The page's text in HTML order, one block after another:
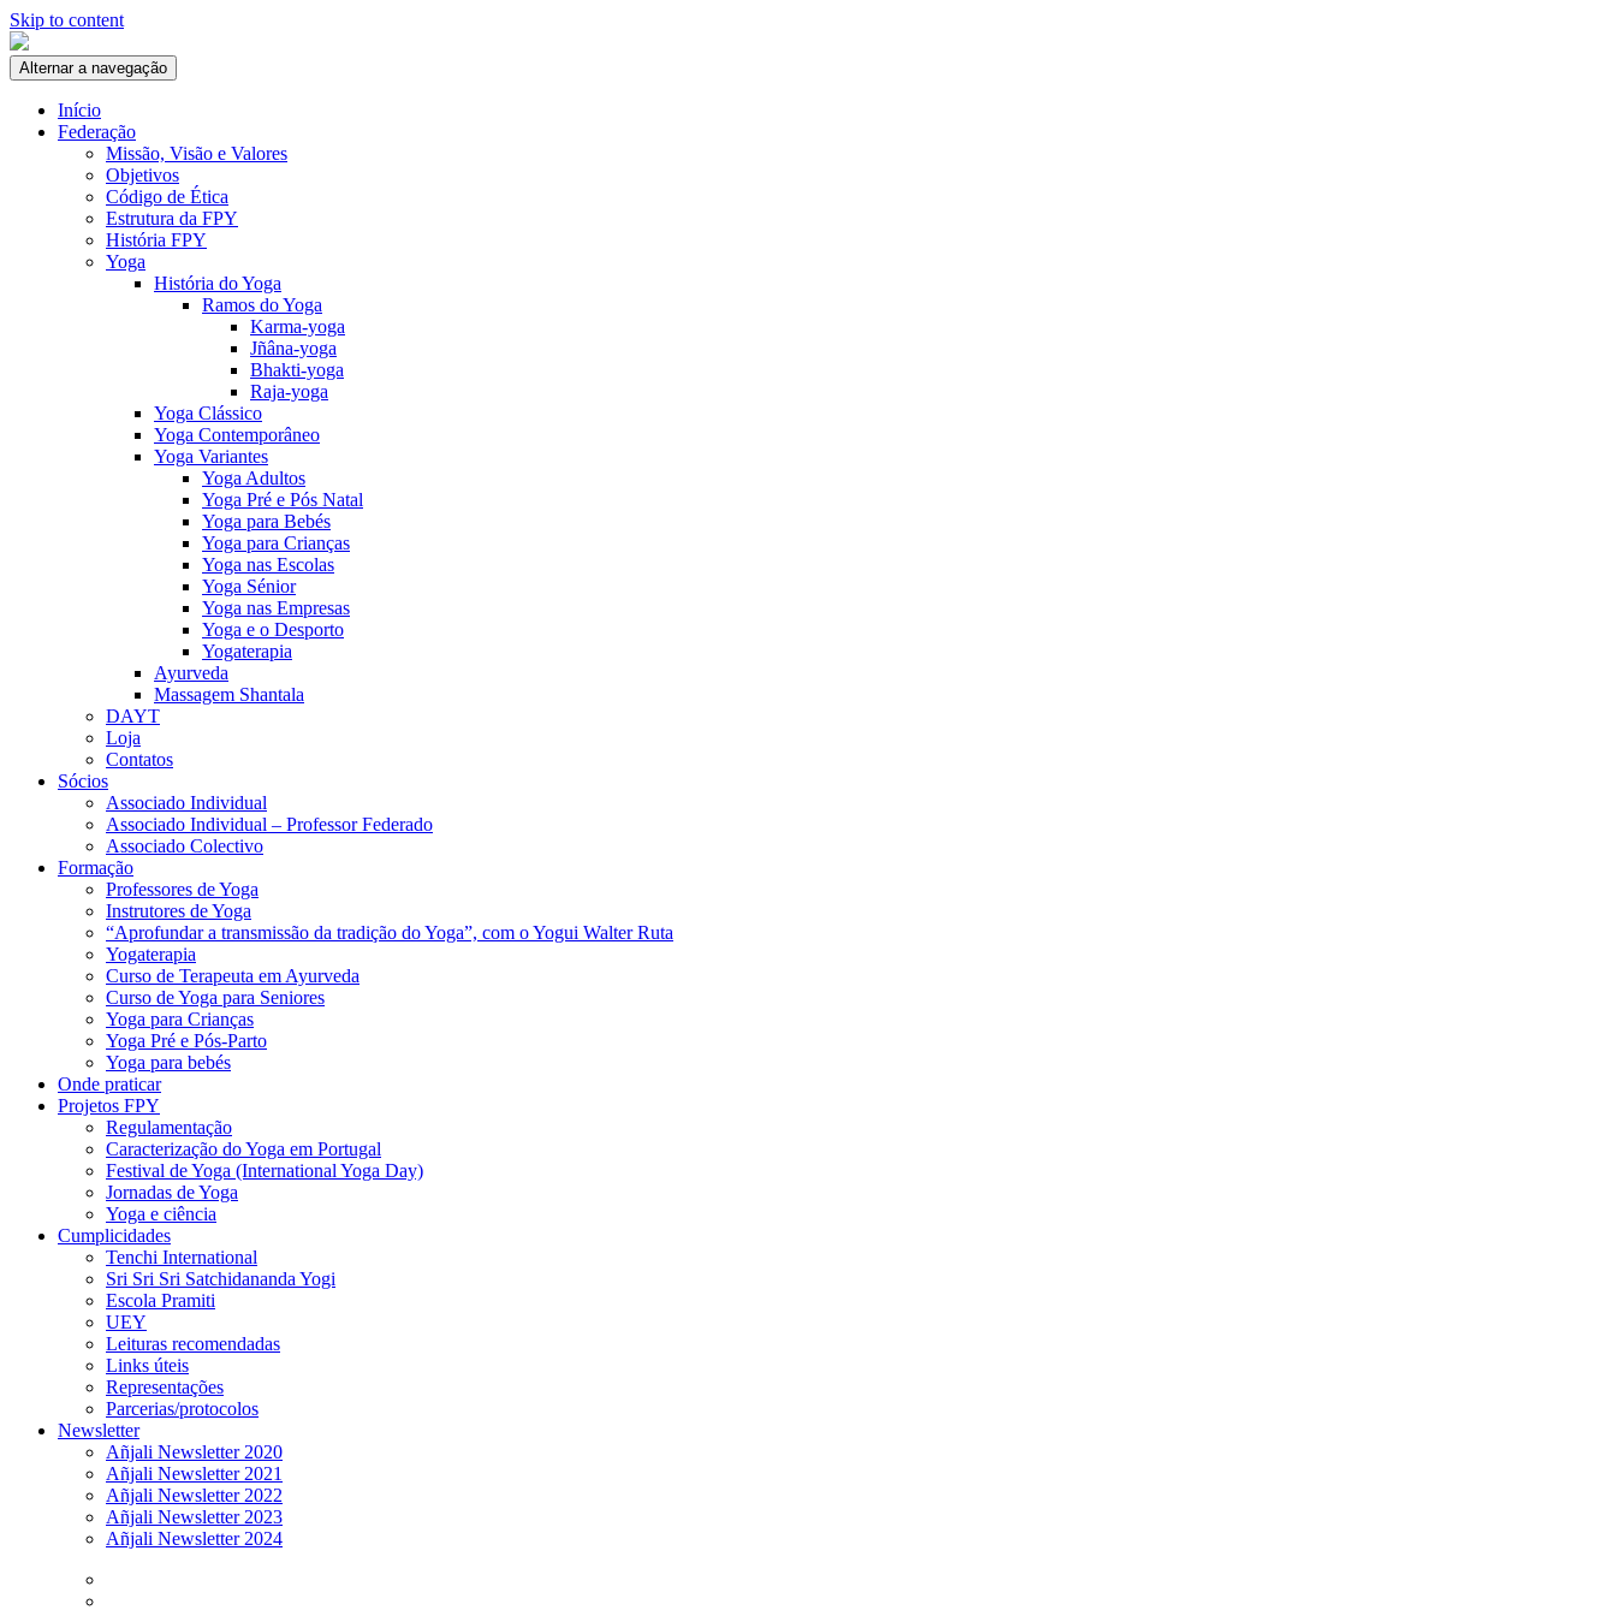
Skip to content
Alternar a navegação
Início
Federação
Missão, Visão e Valores
Objetivos
Código de Ética
Estrutura da FPY
História FPY
Yoga
História do Yoga
Ramos do Yoga
Karma-yoga
Jñâna-yoga
Bhakti-yoga
Raja-yoga
Yoga Clássico
Yoga Contemporâneo
Yoga Variantes
Yoga Adultos
Yoga Pré e Pós Natal
Yoga para Bebés
Yoga para Crianças
Yoga nas Escolas
Yoga Sénior
Yoga nas Empresas
Yoga e o Desporto
Yogaterapia
Ayurveda
Massagem Shantala
DAYT
Loja
Contatos
Sócios
Associado Individual
Associado Individual – Professor Federado
Associado Colectivo
Formação
Professores de Yoga
Instrutores de Yoga
“Aprofundar a transmissão da tradição do Yoga”, com o Yogui Walter Ruta
Yogaterapia
Curso de Terapeuta em Ayurveda
Curso de Yoga para Seniores
Yoga para Crianças
Yoga Pré e Pós-Parto
Yoga para bebés
Onde praticar
Projetos FPY
Regulamentação
Caracterização do Yoga em Portugal
Festival de Yoga (International Yoga Day)
Jornadas de Yoga
Yoga e ciência
Cumplicidades
Tenchi International
Sri Sri Sri Satchidananda Yogi
Escola Pramiti
UEY
Leituras recomendadas
Links úteis
Representações
Parcerias/protocolos
Newsletter
Añjali Newsletter 2020
Añjali Newsletter 2021
Añjali Newsletter 2022
Añjali Newsletter 2023
Añjali Newsletter 2024